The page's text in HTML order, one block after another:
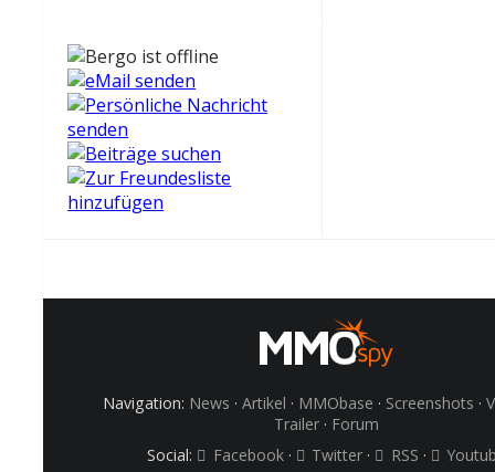
Navigation: News ·Artikel · MMObase · Screenshots ·
Trailer · Forum
Social:
Facebook· Twitter · RSS ·